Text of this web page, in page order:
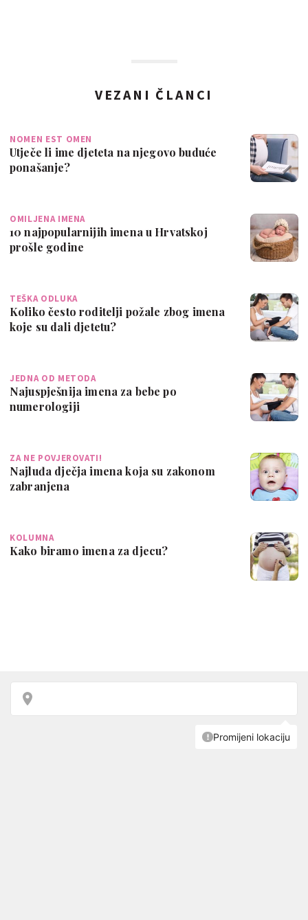
VEZANI ČLANCI
NOMEN EST OMEN
Utječe li ime djeteta na njegovo buduće
ponašanje?
OMILJENA IMENA
10 najpopularnijih imena u Hrvatskoj
prošle godine
TEŠKA ODLUKA
Koliko često roditelji požale zbog imena
koje su dali djetetu?
JEDNA OD METODA
Najuspješnija imena za bebe po
numerologiji
ZA NE POVJEROVATI!
Najluđa dječja imena koja su zakonom
zabranjena
KOLUMNA
Kako biramo imena za djecu?